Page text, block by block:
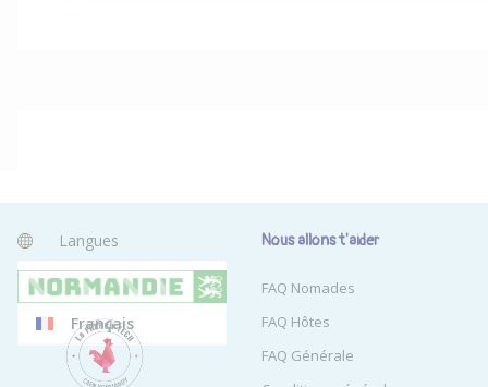
Langues
Anglais
Français
Nous allons t'aider
FAQ Nomades
FAQ Hôtes
FAQ Générale